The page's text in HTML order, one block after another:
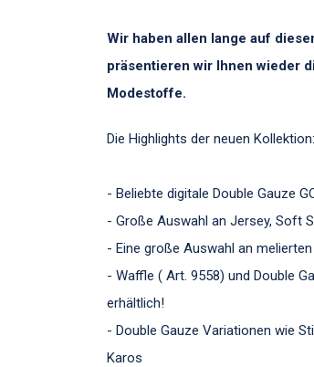
Wir haben allen lange auf
präsentieren wir Ihnen wieder
Modestoffe.
Die Highlights der neuen Kollektion:
- Beliebte digitale Double Gauze
- Große Auswahl an Jersey, Soft
- Eine große Auswahl an
- Waffle ( Art. 9558) und Double
erhältlich!
- Double Gauze Variationen wie
Karos